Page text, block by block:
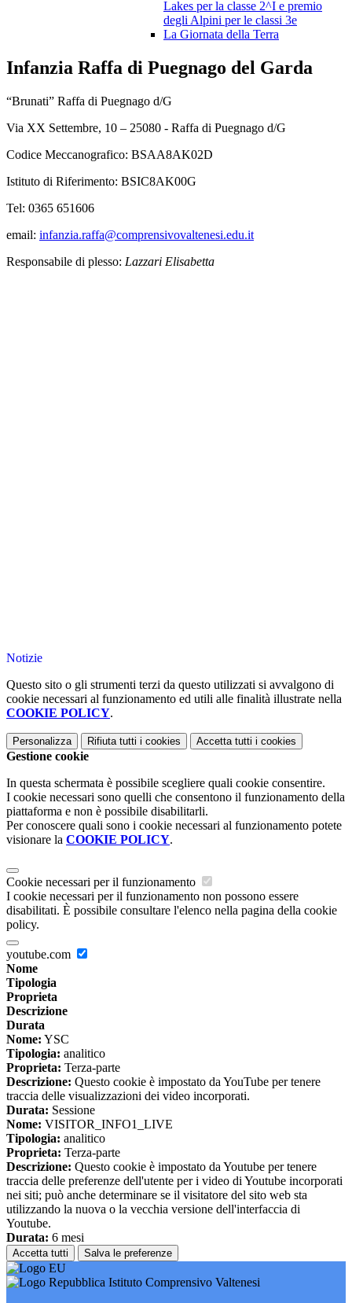
Lakes per la classe 2^I e premio
degli Alpini per le classi 3e
La Giornata della Terra
Infanzia Raffa di Puegnago del Garda
“Brunati” Raffa di Puegnago d/G
Via XX Settembre, 10 – 25080 - Raffa di Puegnago d/G
Codice Meccanografico: BSAA8AK02D
Istituto di Riferimento: BSIC8AK00G
Tel: 0365 651606
email: infanzia.raffa@comprensivovaltenesi.edu.it
Responsabile di plesso: Lazzari Elisabetta
Notizie
Questo sito o gli strumenti terzi da questo utilizzati si avvalgono di
cookie necessari al funzionamento ed utili alle finalità illustrate nella
COOKIE POLICY.
Personalizza Rifiuta tutti i cookies Accetta tutti i cookies
Gestione cookie
In questa schermata è possibile scegliere quali cookie consentire.
I cookie necessari sono quelli che consentono il funzionamento della
piattaforma e non è possibile disabilitarli.
Per conoscere quali sono i cookie necessari al funzionamento potete
visionare la COOKIE POLICY.
Cookie necessari per il funzionamento
I cookie necessari per il funzionamento non possono essere
disabilitati. È possibile consultare l'elenco nella pagina della cookie
policy.
youtube.com
Nome
Tipologia
Proprieta
Descrizione
Durata
Nome: YSC
Tipologia: analitico
Proprieta: Terza-parte
Descrizione: Questo cookie è impostato da YouTube per tenere
traccia delle visualizzazioni dei video incorporati.
Durata: Sessione
Nome: VISITOR_INFO1_LIVE
Tipologia: analitico
Proprieta: Terza-parte
Descrizione: Questo cookie è impostato da Youtube per tenere
traccia delle preferenze dell'utente per i video di Youtube incorporati
nei siti; può anche determinare se il visitatore del sito web sta
utilizzando la nuova o la vecchia versione dell'interfaccia di
Youtube.
Durata: 6 mesi
Accetta tutti Salva le preferenze
Istituto Comprensivo Valtenesi